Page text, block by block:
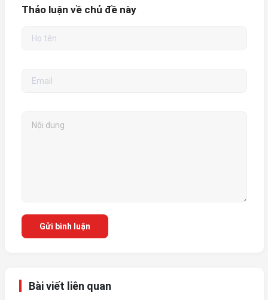
Thảo luận về chủ đề này
Gửi bình luận
Bài viết liên quan